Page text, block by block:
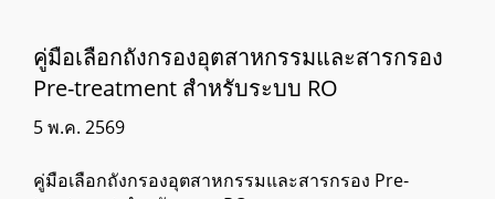
คู่มือเลือกถังกรองอุตสาหกรรมและสารกรอง
Pre-treatment สำหรับระบบ RO
5 พ.ค. 2569
คู่มือเลือกถังกรองอุตสาหกรรมและสารกรอง Pre-